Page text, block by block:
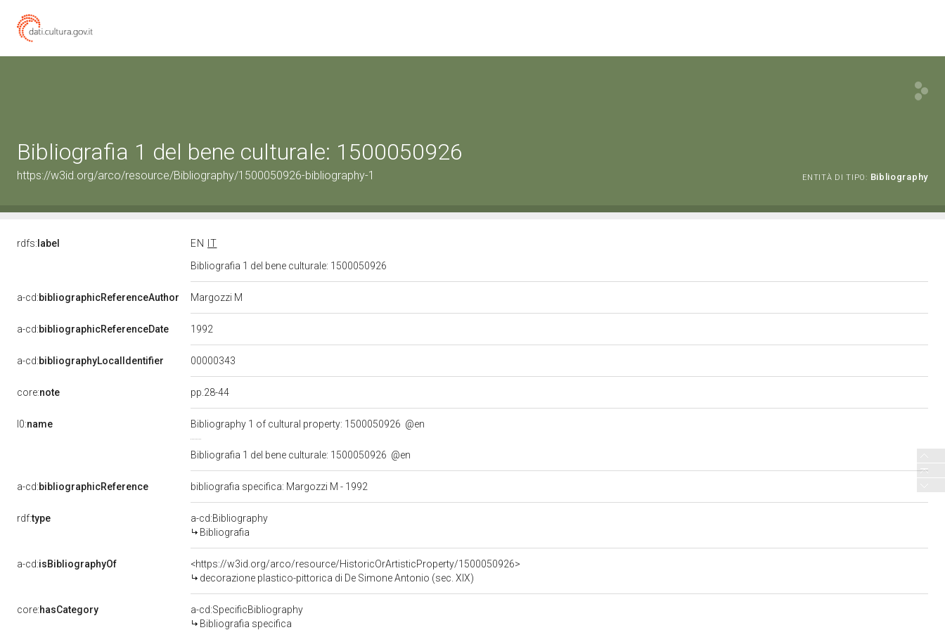
Bibliografia 1 del bene culturale: 1500050926
https://w3id.org/arco/resource/Bibliography/1500050926-bibliography-1 ENTITÀ DI TIPO: Bibliography
rdfs: label EN
IT
Bibliografia 1 del bene culturale: 1500050926
a-cd:bibliographicReferenceAuthor Margozzi M
a-cd:bibliographicReferenceDate 1992
a-cd:bibliographyLocalIdentifier 00000343
core:note pp.28-44
l0:name Bibliography 1 of cultural property: 1500050926 @en
Bibliografia 1 del bene culturale: 1500050926 @en
a-cd:bibliographicReference bibliografia specifica: Margozzi M - 1992
rdf:type
a-cd:Bibliography
Bibliografia
a-cd:isBibliographyOf
<https://w3id.org/arco/resource/HistoricOrArtisticProperty/1500050926>
decorazione plastico-pittorica di De Simone Antonio (sec. XIX)
core:hasCategory
a-cd:SpecificBibliography
Bibliografia specifica